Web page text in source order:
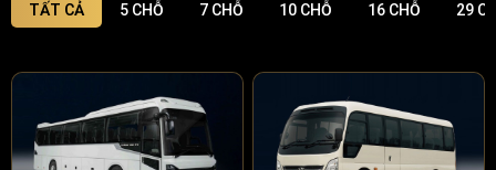
TẤT CẢ 5 CHỖ 7 CHỖ 10 CHỖ 16 CHỖ 29